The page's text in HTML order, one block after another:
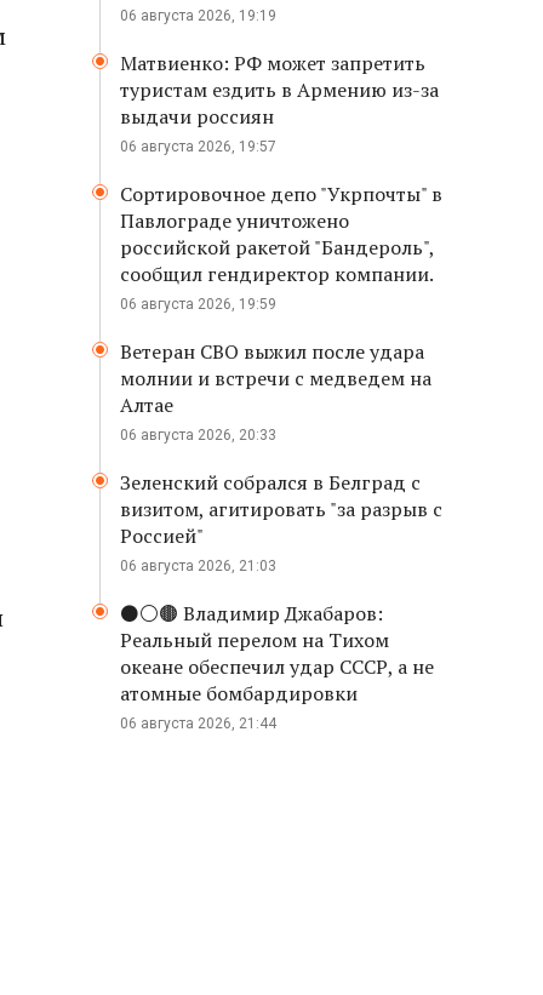
06 августа 2026, 19:19
Матвиенко: РФ может запретить
туристам ездить в Армению из-за
выдачи россиян
06 августа 2026, 19:57
Сортировочное депо "Укрпочты" в
Павлограде уничтожено
российской ракетой "Бандероль",
сообщил гендиректор компании.
06 августа 2026, 19:59
Ветеран СВО выжил после удара
молнии и встречи с медведем на
Алтае
06 августа 2026, 20:33
Зеленский собрался в Белград с
визитом, агитировать "за разрыв с
Россией"
06 августа 2026, 21:03
⚫️⚪️🟤 Владимир Джабаров:
Реальный перелом на Тихом
океане обеспечил удар СССР, а не
атомные бомбардировки
06 августа 2026, 21:44